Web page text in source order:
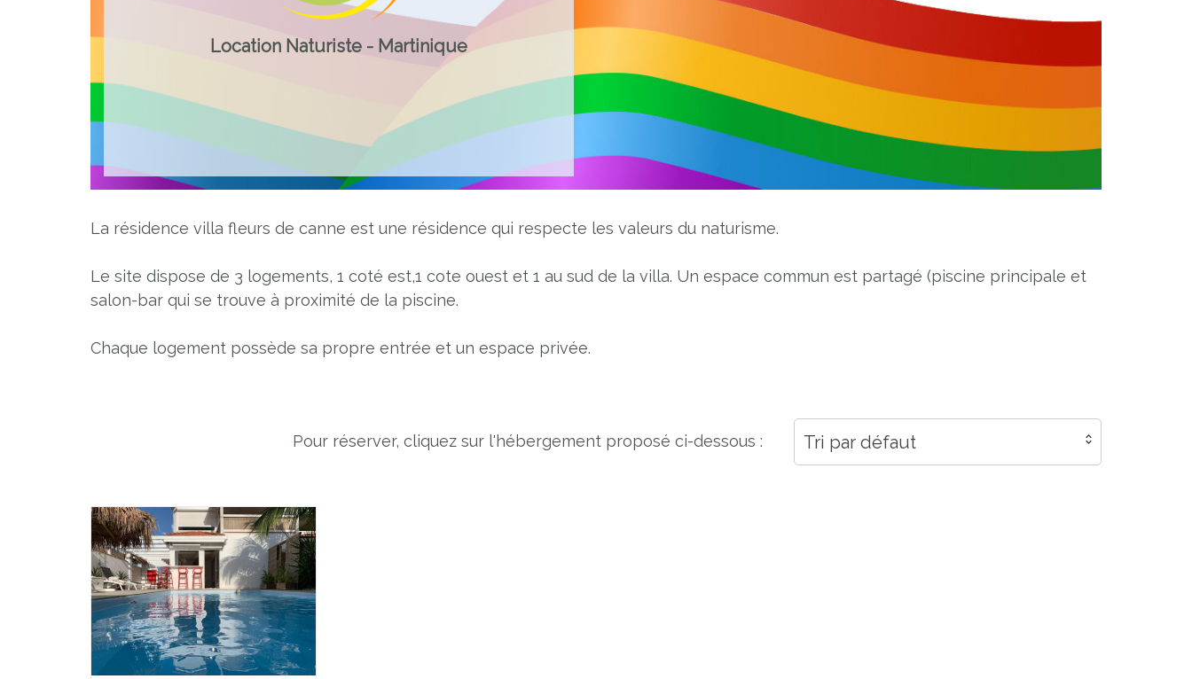
Location Naturiste - Martinique
La résidence villa fleurs de canne est une résidence qui respecte les valeurs du naturisme.
Le site dispose de 3 logements, 1 coté est,1 cote ouest et 1 au sud de la villa. Un espace commun est partagé (piscine principale et
salon-bar qui se trouve à proximité de la piscine.
Chaque logement possède sa propre entrée et un espace privée.
Pour réserver, cliquez sur l'hébergement proposé ci-dessous : Tri par défaut